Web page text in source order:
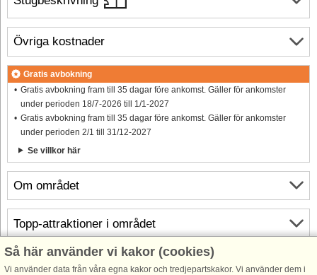
Om området
Info och öppettider
Övriga kostnader
Gratis avbokning
Gratis avbokning fram till 35 dagar före ankomst. Gäller för ankomster
under perioden 18/7-2026 till 1/1-2027
Gratis avbokning fram till 35 dagar före ankomst. Gäller för ankomster
under perioden 2/1 till 31/12-2027
Se villkor här
Topp-attraktioner i området
Så här använder vi kakor (cookies)
Vi använder data från våra egna kakor och tredjepartskakor. Vi använder dem i